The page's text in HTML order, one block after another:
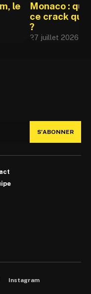
le
Monaco :
ce crack qui
?
27 juillet 2026
S'ABONNER
Instagram